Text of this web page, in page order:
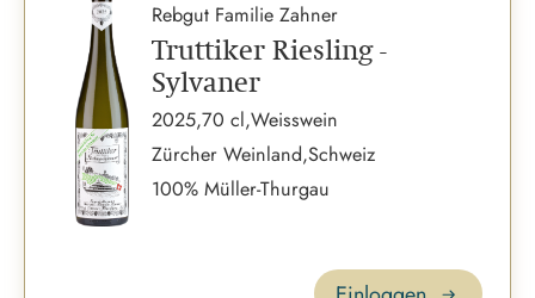
Rebgut Familie Zahner
Truttiker Riesling -
Sylvaner
Weisswein
2025,70 cl,
Schweiz
Zürcher Weinland,
100% Müller-Thurgau